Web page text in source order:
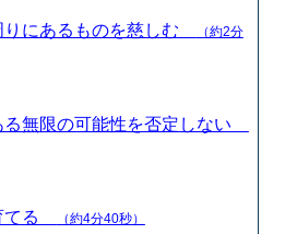
りにあるものを慈しむ
（約2分
る無限の可能性を否定しない
てる （約4分40秒）